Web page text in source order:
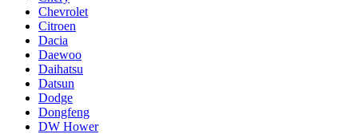
Chevrolet
Citroen
Dacia
Daewoo
Daihatsu
Datsun
Dodge
Dongfeng
DW Hower